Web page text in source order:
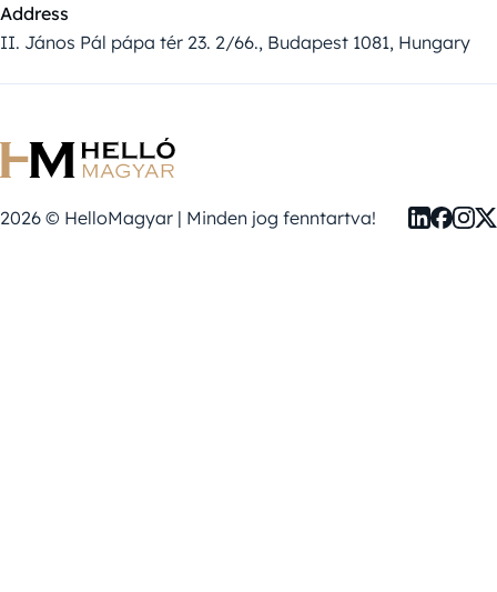
Address
II. János Pál pápa tér 23. 2/66., Budapest 1081, Hungary
2026 © HelloMagyar | Minden jog fenntartva!